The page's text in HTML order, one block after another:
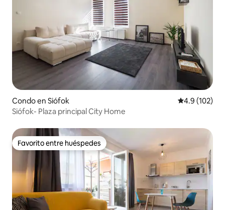
Condo en Siófok Calificación
4.9 (102)
Siófok- Plaza principal City Home
Favorito entre huéspedes
Favorito entre huéspedes